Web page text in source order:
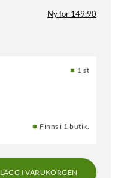
Ny för 149:90
1 st
Finns i 1 butik.
LÄGG I VARUKORGEN